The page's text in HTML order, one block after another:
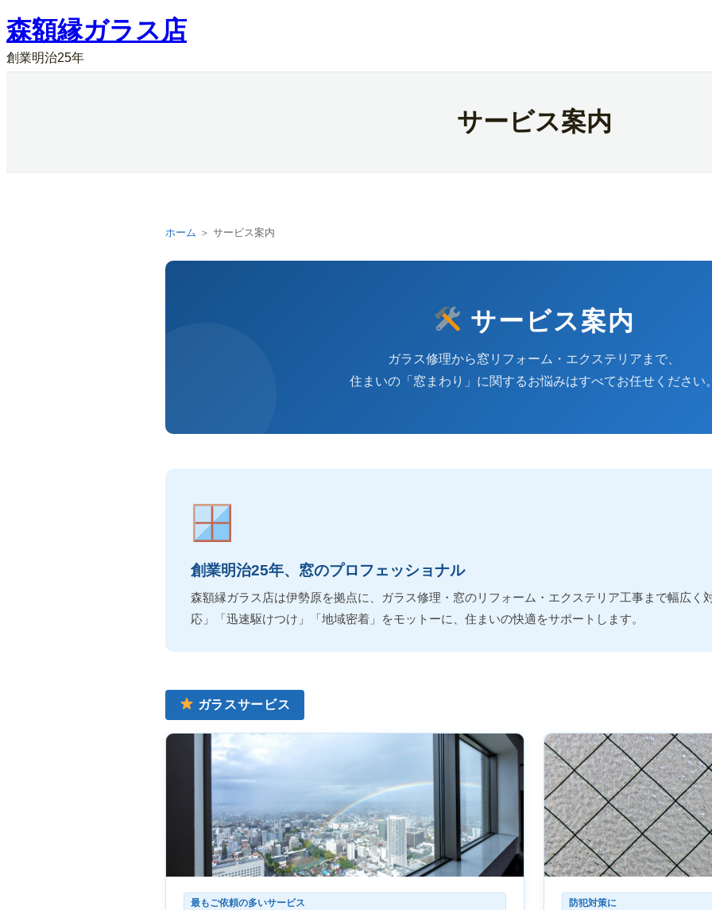
内
容
を
森額縁ガラス店
創業明治25年
サービス案内
ホーム ＞ サービス案内
サービス案内
ガラス修理から窓リフォーム・エクステリアまで、
住まいの「窓まわり」に関するお悩みはすべてお任せください
創業明治25年、窓のプロフェッショナル
森額縁ガラス店は伊勢原を拠点に、ガラス修理・窓のリフォーム・エクステリア工事まで幅広く
応」「迅速駆けつけ」「地域密着」をモットーに、住まいの快適をサポートします。
ガラスサービス
最もご依頼の多いサービス 防犯対策に